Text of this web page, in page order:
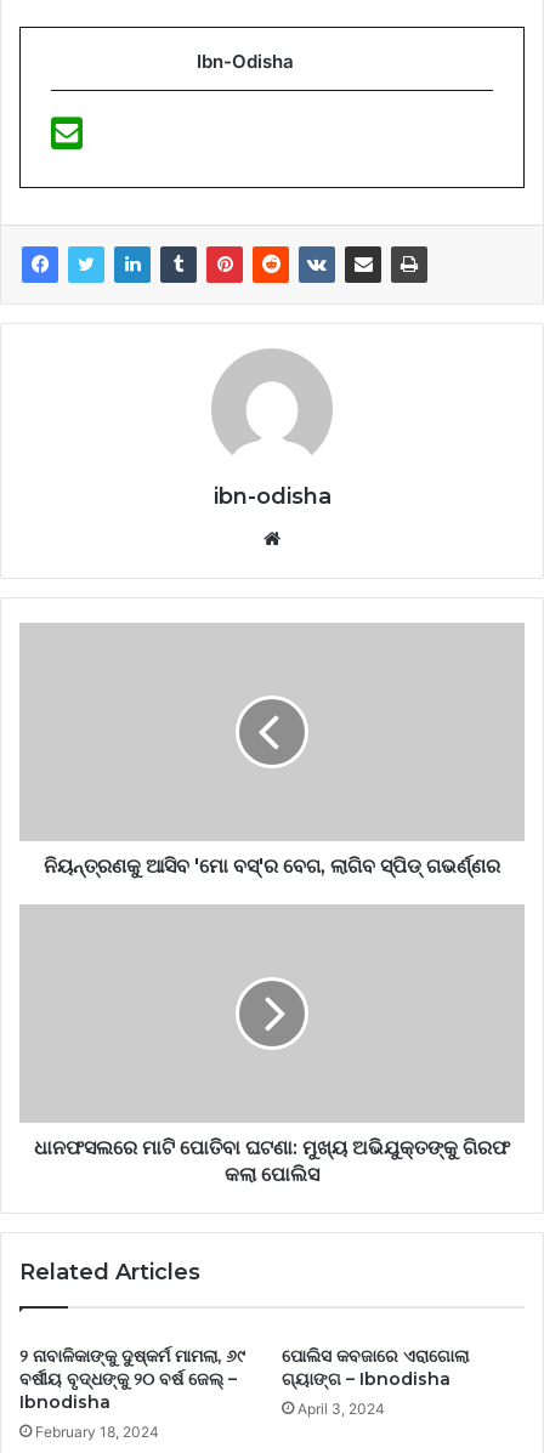
Ibn-Odisha
ibn-odisha
Website
ନିୟନ୍ତ୍ରଣକୁ ଆସିବ 'ମୋ ବସ୍‌'ର ବେଗ, ଲାଗିବ ସ୍ପିଡ୍‌ ଗଭର୍ଣ୍ଣର
ଧାନଫସଲରେ ମାଟି ପୋତିବା ଘଟଣା: ମୁଖ୍ୟ ଅଭିଯୁକ୍ତଙ୍କୁ ଗିରଫ
କଲା ପୋଲିସ
Related Articles
୨ ନାବାଳିକାଙ୍କୁ ଦୁଷ୍କର୍ମ ମାମଲା, ୬୯
ବର୍ଷୀୟ ବୃଦ୍ଧଙ୍କୁ ୨୦ ବର୍ଷ ଜେଲ୍ –
Ibnodisha
February 18, 2024
ପୋଲିସ କବଜାରେ ଏରାଗୋଲା
ଗ୍ୟାଙ୍ଗ – Ibnodisha
April 3, 2024